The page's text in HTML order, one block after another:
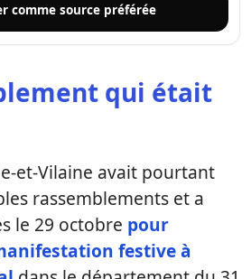
comme source préférée
qui était
et-Vilaine avait pourtant
rassemblements et a
le 29 octobre pour
festive à